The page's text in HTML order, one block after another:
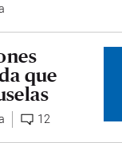
que
12